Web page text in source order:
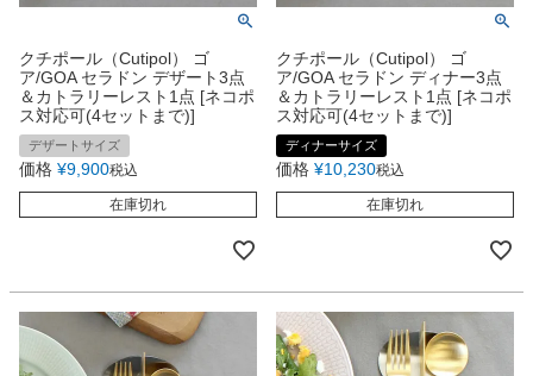
クチポール（Cutipol） ゴ
ア/GOA セラドン デザート3点
＆カトラリーレスト1点 [ネコポ
ス対応可(4セットまで)]
デザートサイズ
価格 ¥9,900税込
在庫切れ
クチポール（Cutipol） ゴ
ア/GOA セラドン ディナー3点
＆カトラリーレスト1点 [ネコポ
ス対応可(4セットまで)]
ディナーサイズ
価格 ¥10,230税込
在庫切れ